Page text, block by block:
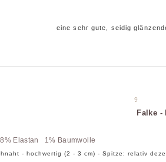
eine sehr gute, seidig
9
Falke -
Elastan 1% Baumwolle
- hochwertig (2 - 3 cm) - Spitze: relativ